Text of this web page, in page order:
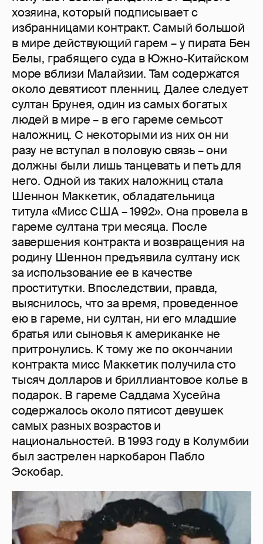
хозяина, который подписывает с
избранницами контракт. Самый большой
в мире действующий гарем – у пирата Бен
Белы, грабящего суда в Южно-Китайском
море вблизи Малайзии. Там содержатся
около девятисот пленниц. Далее следует
султан Брунея, один из самых богатых
людей в мире – в его гареме семьсот
наложниц. С некоторыми из них он ни
разу не вступал в половую связь – они
должны были лишь танцевать и петь для
него. Одной из таких наложниц стала
Шеннон Маккетик, обладательница
титула «Мисс США – 1992». Она провела в
гареме султана три месяца. После
завершения контракта и возвращения на
родину Шеннон предъявила султану иск
за использование ее в качестве
проститутки. Впоследствии, правда,
выяснилось, что за время, проведенное
ею в гареме, ни султан, ни его младшие
братья или сыновья к американке не
притронулись. К тому же по окончании
контракта мисс Маккетик получила сто
тысяч долларов и бриллиантовое колье в
подарок. В гареме Саддама Хусейна
содержалось около пятисот девушек
самых разных возрастов и
национальностей. В 1993 году в Колумбии
был застрелен наркобарон Пабло
Эскобар.